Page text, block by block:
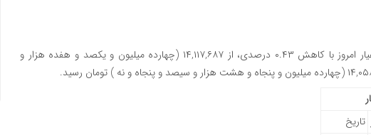
کاهش یافت. هر گرم طلا ۱۸ عیار امروز با کاهش ۰.۴۳ درصدی، از ۱۴,۱۱۷,۶۸۷ (چهارده میلیون و یکصد و هفده هزار و
تاریخ